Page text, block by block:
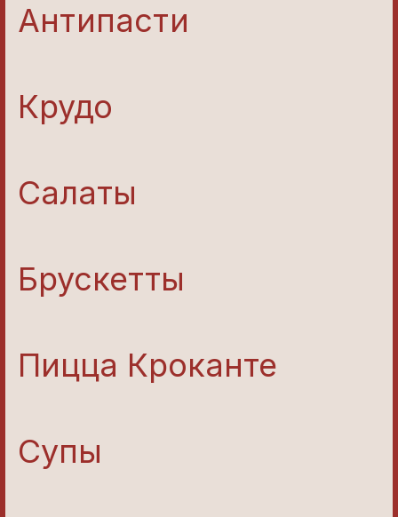
Антипасти
Крудо
Салаты
Брускетты
Пицца Кроканте
Супы